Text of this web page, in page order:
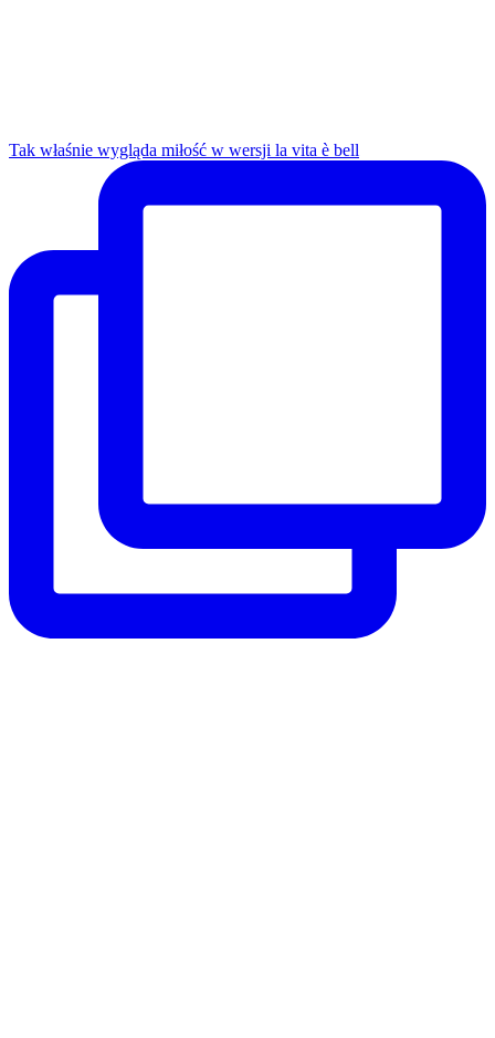
Tak właśnie wygląda miłość w wersji la vita è bell